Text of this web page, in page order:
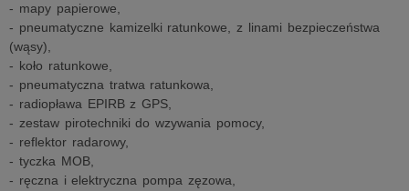
- mapy papierowe,
- pneumatyczne kamizelki ratunkowe, z linami bezpieczeństwa
(wąsy),
- koło ratunkowe,
- pneumatyczna tratwa ratunkowa,
- radiopława EPIRB z GPS,
- zestaw pirotechniki do wzywania pomocy,
- reflektor radarowy,
- tyczka MOB,
- ręczna i elektryczna pompa zęzowa,